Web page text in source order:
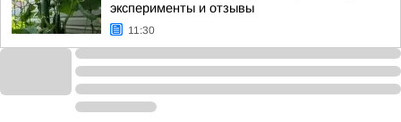
эксперименты и отзывы
11:30